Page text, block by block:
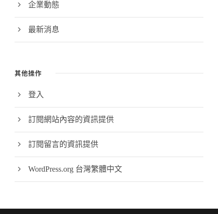
企業動態
最新消息
其他操作
登入
訂閱網站內容的資訊提供
訂閱留言的資訊提供
WordPress.org 台灣繁體中文